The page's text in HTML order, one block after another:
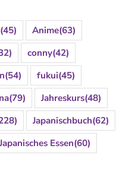
(45) Anime(63)
conny(42)
(54) fukui(45)
(79) Jahreskurs(48)
Japanischbuch(62)
Japanisches Essen(60)